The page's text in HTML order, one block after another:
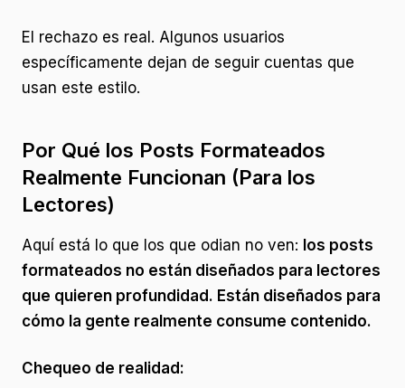
El rechazo es real. Algunos usuarios
específicamente dejan de seguir cuentas que
usan este estilo.
Por Qué los Posts Formateados
Realmente Funcionan (Para los
Lectores)
Aquí está lo que los que odian no ven: los posts
formateados no están diseñados para lectores
que quieren profundidad. Están diseñados para
cómo la gente realmente consume contenido.
Chequeo de realidad: